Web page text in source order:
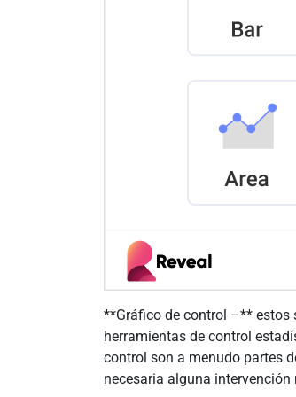
**Gráfico de control –** estos
herramientas de control
control son a menudo partes
necesaria alguna